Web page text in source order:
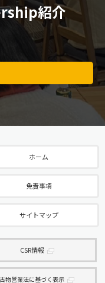
紹介
ホーム
免責事項
サイトマップ
CSR情報
古物営業法に基づく表示